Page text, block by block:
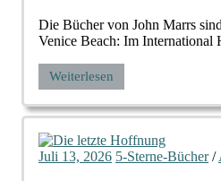
Die Bücher von John Marrs
Venice Beach: Im International
Weiterlesen
Juli 13, 2026 5-Sterne-Bücher/